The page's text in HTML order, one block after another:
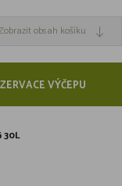
obsah košíku
VÝČEPU
30L